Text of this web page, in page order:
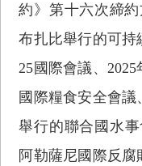
約》第十六次締
布扎比舉行的可持
25國際會議、
國際糧食安全會議
舉行的聯合國水事
阿勒薩尼國際反